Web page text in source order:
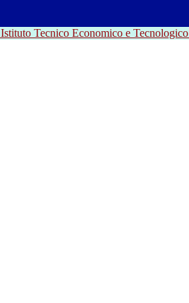
Istituto Tecnico Economico e Tecnologico